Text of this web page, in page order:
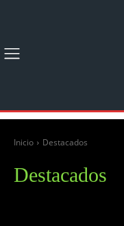
Inicio Destacados
Destacados